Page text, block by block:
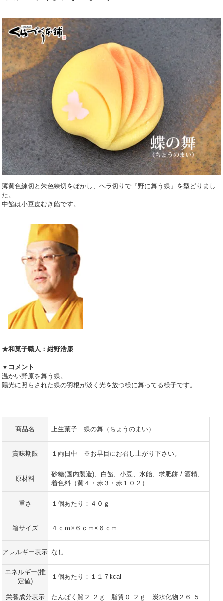
薄黄色練切と朱色練切をぼかし、ヘラ切りで『野に舞う蝶』を型どりまし
た。
中餡は小豆皮むき餡です。
★和菓子職人：紺野浩康
▼コメント
温かい野原を舞う蝶。
陽光に照らされた蝶の羽根が淡く光を放つ様に舞ってる様子です。
商品名 上生菓子 蝶の舞（ちょうのまい）
賞味期限 １両日中 ※お早目にお召し上がり下さい。
原材料
砂糖(国内製造)、白餡、小豆、水飴、求肥餅 / 酒精、
着色料（黄４・赤３・赤１０２）
重さ １個あたり：４０ｇ
箱サイズ ４ｃｍ×６ｃｍ×６ｃｍ
アレルギー表示 なし
エネルギー(推
定値)
１個あたり：１１７kcal
栄養成分表示
たんぱく質２.２ｇ 脂質０.２ｇ 炭水化物２６.５